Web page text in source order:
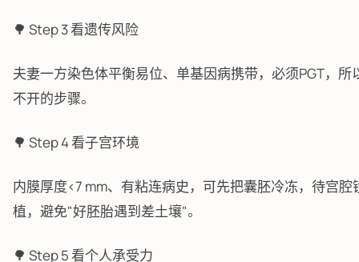
🌳 Step 3 看遗传风险
夫妻一方染色体平衡易位、单基因病携带，必须PGT，所
不开的步骤。
🌳 Step 4 看子宫环境
内膜厚度<7 mm、有粘连病史，可先把囊胚冷冻，待宫腔
植，避免"好胚胎遇到差土壤"。
🌳 Step 5 看个人承受力